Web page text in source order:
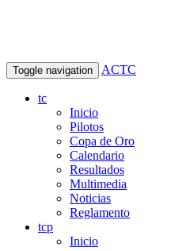
Toggle navigation ACTC
tc
Inicio
Pilotos
Copa de Oro
Calendario
Resultados
Multimedia
Noticias
Reglamento
tcp
Inicio